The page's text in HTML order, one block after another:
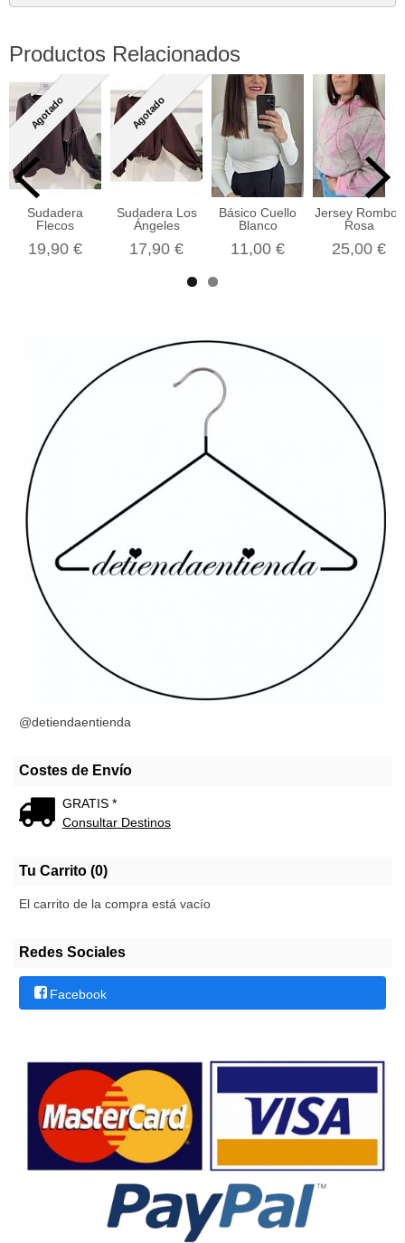
@detiendaentienda
Costes de Envío
GRATIS *
Consultar Destinos
Tu Carrito (0)
El carrito de la compra está vacío
Redes Sociales
Facebook
Productos Relacionados
Agotado
Sudadera
Flecos
19,90 €
Agotado
Sudadera Los
Ángeles
17,90 €
Básico Cuello
Blanco
11,00 €
Jersey Rombos
Rosa
25,00 €